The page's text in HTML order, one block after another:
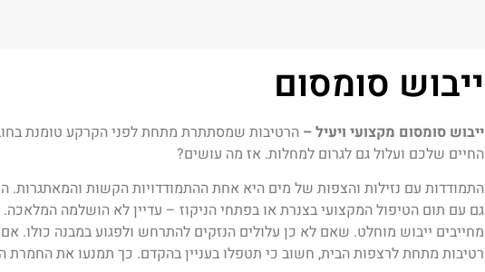
ייבוש סומסום
ייבוש סומסום מקצועי ויעיל – הרטיבות שמסתתרת מתחת לפני הקרקע טומנת
החיים שלכם ועלול גם לגרום למחלות. אז מה עושים?
התמודדות עם נזילות והצפות של מים היא אחת ההתמודדויות הקשות והמאתגרות.
גם עם תום הטיפול המקצועי בצנרת או בפתחי הניקוז – עדיין לא הושלמה
מחייבים ייבוש מוחלט. שאם לא כן עלולים הנזקים להתרחש ולפגוע במבנה
רטיבות מתחת לרצפות הבית, חשוב כי תטפלו בעניין בהקדם. כך תמנעו את החמרת